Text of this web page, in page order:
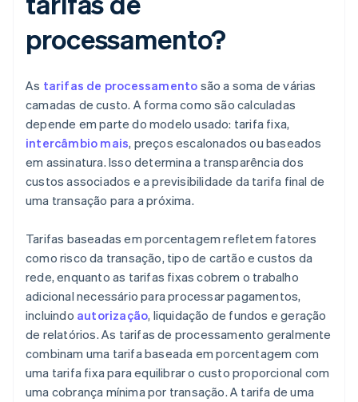
processamento?
As tarifas de processamento são a soma de várias
camadas de custo. A forma como são calculadas
depende em parte do modelo usado: tarifa fixa,
intercâmbio mais, preços escalonados ou baseados
em assinatura. Isso determina a transparência dos
custos associados e a previsibilidade da tarifa final de
uma transação para a próxima.
Tarifas baseadas em porcentagem refletem fatores
como risco da transação, tipo de cartão e custos da
rede, enquanto as tarifas fixas cobrem o trabalho
adicional necessário para processar pagamentos,
incluindo autorização, liquidação de fundos e geração
de relatórios. As tarifas de processamento geralmente
combinam uma tarifa baseada em porcentagem com
uma tarifa fixa para equilibrar o custo proporcional com
uma cobrança mínima por transação. A tarifa de uma